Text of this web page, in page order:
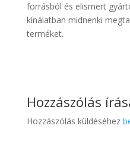
forrásból és elismert
kínálatban midnenki
terméket.
Hozzászólás
Hozzászólás küldéséhez